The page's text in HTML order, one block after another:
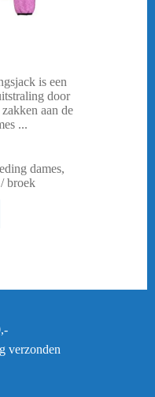
is een
door
aan de
...
dames,
broek
verzonden